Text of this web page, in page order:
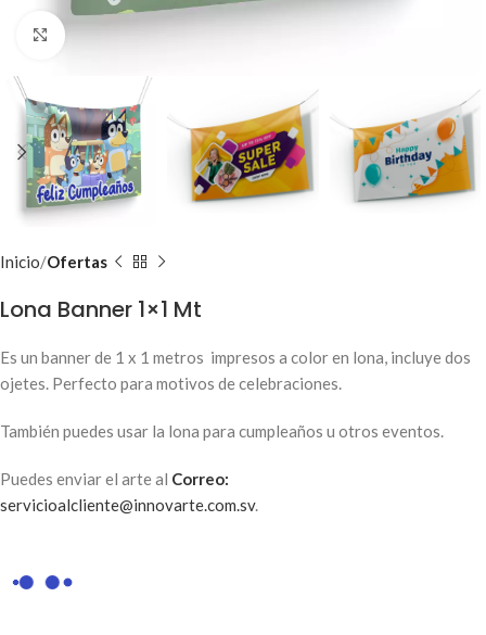
Clic para ampliar
Inicio Ofertas
Lona Banner 1×1 Mt
Es un banner de 1 x 1 metros impresos a color en lona, incluye dos
ojetes. Perfecto para motivos de celebraciones.
También puedes usar la lona para cumpleaños u otros eventos.
Puedes enviar el arte al Correo:
servicioalcliente@innovarte.com.sv.